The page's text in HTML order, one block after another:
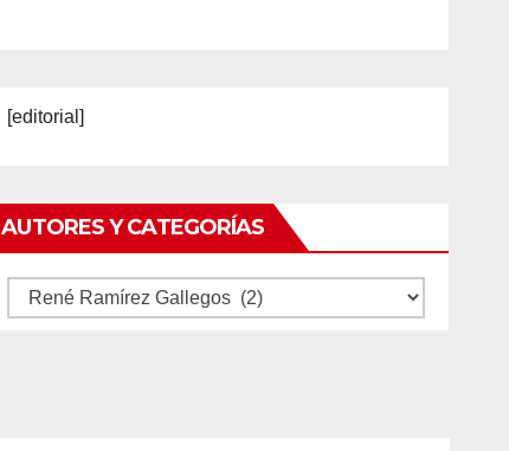
[editorial]
AUTORES Y CATEGORÍAS
Autores